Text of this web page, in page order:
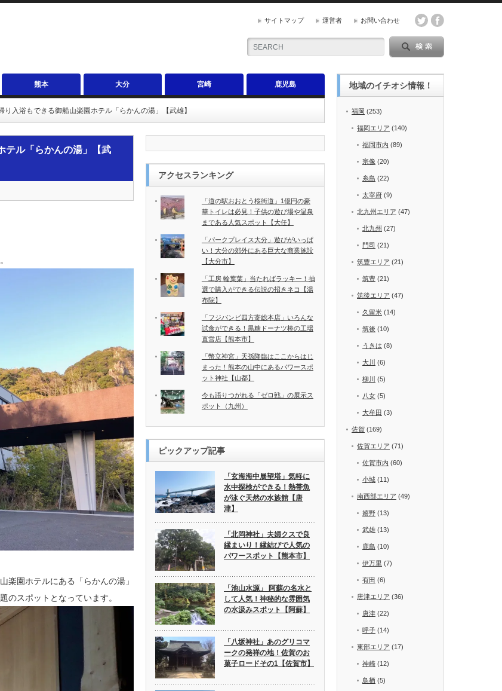
サイトマップ 運営者 お問い合わせ
熊本 大分 宮崎 鹿児島
り入浴もできる御船山楽園ホテル「らかんの湯」【武雄】
テル「らかんの湯」【武
楽園ホテルにある「らかんの湯」
のスポットとなっています。
アクセスランキング
「道の駅おおとう桜街道」1億円の豪
華トイレは必見！子供の遊び場や温泉
まである人気スポット【大任】
「パークプレイス大分」遊びがいっぱ
い！大分の郊外にある巨大な商業施設
【大分市】
「工房 輪葉葉」当たればラッキー！抽
選で購入ができる伝説の招きネコ【湯
布院】
「フジバンビ四方寄総本店」いろんな
試食ができる！黒糖ドーナツ棒の工場
直営店【熊本市】
「幣立神宮」天孫降臨はここからはじ
まった！熊本の山中にあるパワースポ
ット神社【山都】
今も語りつがれる「ゼロ戦」の展示ス
ポット（九州）
ピックアップ記事
「玄海海中展望塔」気軽に
水中探検ができる！熱帯魚
が泳ぐ天然の水族館【唐
津】
「北岡神社」夫婦クスで良
縁まいり！縁結びで人気の
パワースポット【熊本市】
「池山水源」 阿蘇の名水と
して人気！神秘的な雰囲気
の水汲みスポット【阿蘇】
「八坂神社」あのグリコマ
ークの発祥の地！佐賀のお
菓子ロードその1【佐賀市】
地域のイチオシ情報！
福岡 (253)
福岡エリア (140)
福岡市内 (89)
宗像 (20)
糸島 (22)
太宰府 (9)
北九州エリア (47)
北九州 (27)
門司 (21)
筑豊エリア (21)
筑豊 (21)
筑後エリア (47)
久留米 (14)
筑後 (10)
うきは (8)
大川 (6)
柳川 (5)
八女 (5)
大牟田 (3)
佐賀 (169)
佐賀エリア (71)
佐賀市内 (60)
小城 (11)
南西部エリア (49)
嬉野 (13)
武雄 (13)
鹿島 (10)
伊万里 (7)
有田 (6)
唐津エリア (36)
唐津 (22)
呼子 (14)
東部エリア (17)
神崎 (12)
鳥栖 (5)